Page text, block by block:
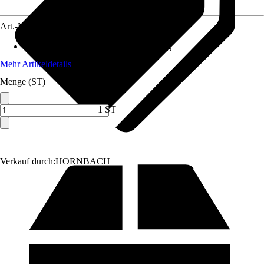
Verkauf durch:HORNBACH
Art.-Nr.
Duschabtrennung
Mehr Artikeldetails
Menge (ST)
1 ST